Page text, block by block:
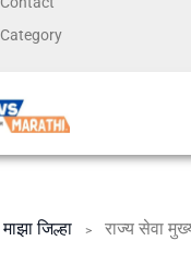
Category
माझा जिल्हा